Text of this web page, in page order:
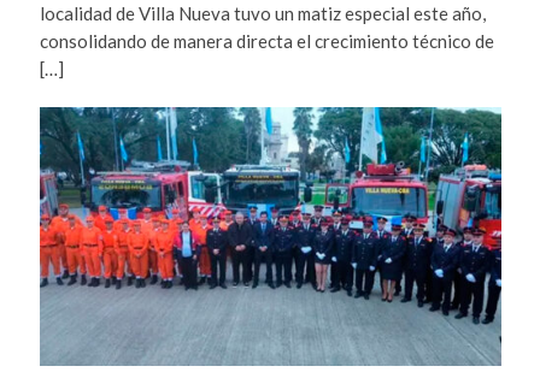
localidad de Villa Nueva tuvo un matiz especial este año,
consolidando de manera directa el crecimiento técnico de
[…]